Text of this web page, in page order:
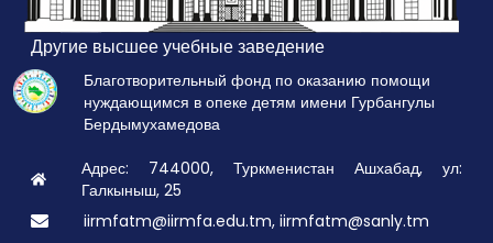
Другие высшее учебные заведение
Благотворительный фонд по оказанию помощи
нуждающимся в опеке детям имени Гурбангулы
Бердымухамедова
Адрес: 744000, Туркменистан Ашхабад, ул:
Галкыныш, 25
iirmfatm@iirmfa.edu.tm, iirmfatm@sanly.tm